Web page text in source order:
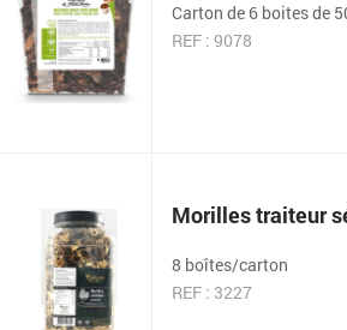
Carton de 6 boites de
REF : 9078
Morilles traiteur
8 boîtes/carton
REF : 3227